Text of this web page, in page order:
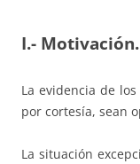
I.- Motivación.
La evidencia de
por cortesía, sean
La situación